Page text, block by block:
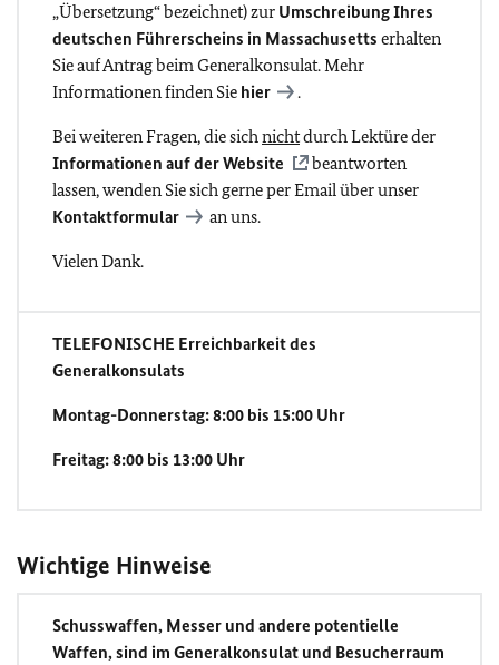
„Übersetzung“ bezeichnet) zur Umschreibung Ihres
deutschen Führerscheins in Massachusetts erhalten
Sie auf Antrag beim Generalkonsulat. Mehr
Informationen finden Sie hier .
Bei weiteren Fragen, die sichnichtdurch Lektüre der
Informationen auf der Website
beantworten
lassen, wenden Sie sich gerne per Email über unser
Kontaktformular
an uns.
Vielen Dank.
TELEFONISCHE Erreichbarkeit des
Generalkonsulats
Montag-Donnerstag: 8:00 bis 15:00 Uhr
Freitag: 8:00 bis 13:00 Uhr
Wichtige Hinweise
Schusswaffen, Messer und andere potentielle
Waffen, sind im Generalkonsulat und Besucherraum